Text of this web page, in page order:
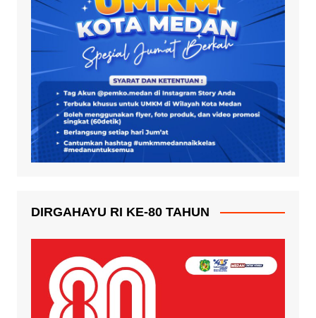
DIRGAHAYU RI KE-80 TAHUN